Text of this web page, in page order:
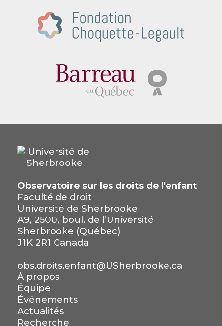
Observatoire sur les droits de l'enfant
Faculté de droit
Université de Sherbrooke
A9, 2500, boul. de l’Université
Sherbrooke (Québec)
J1K 2R1 Canada
obs.droits.enfant@USherbrooke.ca
À propos
Équipe
Événements
Actualités
Recherche